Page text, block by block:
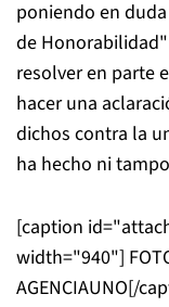
poniendo en
de
resolver en parte
hacer una
dichos contra la
ha hecho ni
[caption
width="940"]
AGENCIAUNO[/